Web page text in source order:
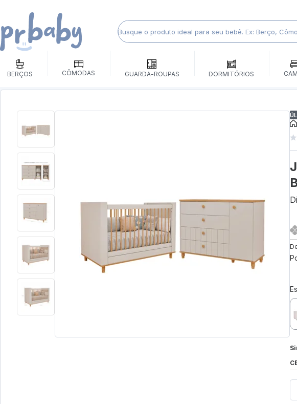
BERÇOS CÔMODAS GUARDA-ROUPAS DORMITÓRIOS